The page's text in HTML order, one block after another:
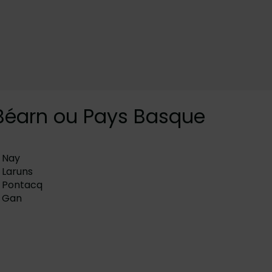
ou Pays Basque
Nay
Laruns
Pontacq
Gan